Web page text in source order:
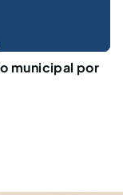
municipal por